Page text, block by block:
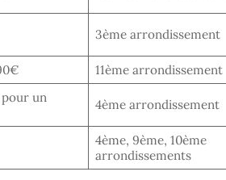
3ème arrondissement
11ème arrondissement
un
4ème arrondissement
4ème, 9ème, 10ème
arrondissements